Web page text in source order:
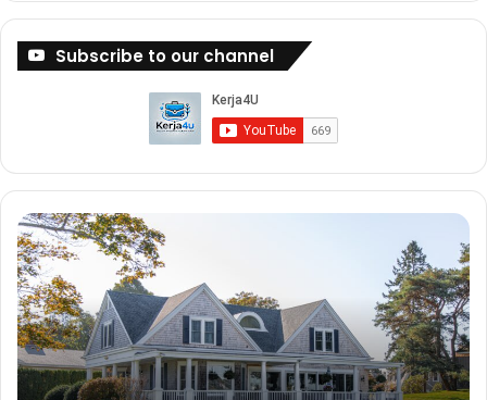
Subscribe to our channel
Buat
5-
6
Angka
Dengan
Jadi
Ejen
Hartanah